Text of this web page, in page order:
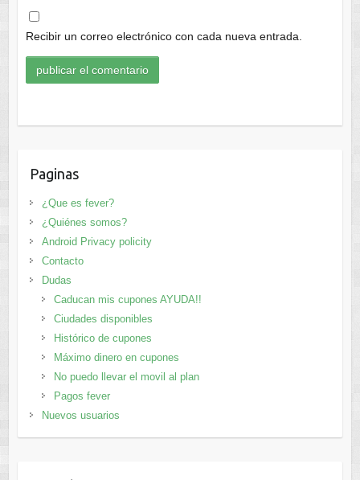
Recibir un correo electrónico con cada nueva entrada.
Paginas
¿Que es fever?
¿Quiénes somos?
Android Privacy policity
Contacto
Dudas
Caducan mis cupones AYUDA!!
Ciudades disponibles
Histórico de cupones
Máximo dinero en cupones
No puedo llevar el movil al plan
Pagos fever
Nuevos usuarios